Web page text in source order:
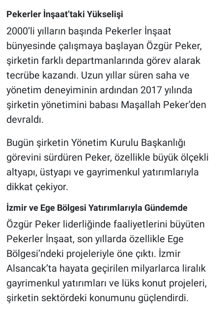
Pekerler İnşaat’taki Yükselişi
2000’li yılların başında Pekerler İnşaat
bünyesinde çalışmaya başlayan Özgür Peker,
şirketin farklı departmanlarında görev alarak
tecrübe kazandı. Uzun yıllar süren saha ve
yönetim deneyiminin ardından 2017 yılında
şirketin yönetimini babası Maşallah Peker’den
devraldı.
Bugün şirketin Yönetim Kurulu Başkanlığı
görevini sürdüren Peker, özellikle büyük ölçekli
altyapı, üstyapı ve gayrimenkul yatırımlarıyla
dikkat çekiyor.
İzmir ve Ege Bölgesi Yatırımlarıyla Gündemde
Özgür Peker liderliğinde faaliyetlerini büyüten
Pekerler İnşaat, son yıllarda özellikle Ege
Bölgesi’ndeki projeleriyle öne çıktı. İzmir
Alsancak’ta hayata geçirilen milyarlarca liralık
gayrimenkul yatırımları ve lüks konut projeleri,
şirketin sektördeki konumunu güçlendirdi.